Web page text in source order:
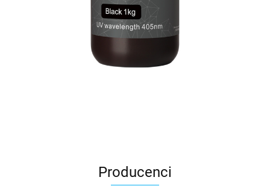
Producenci